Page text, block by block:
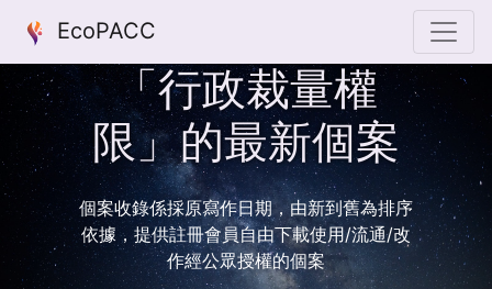
EcoPACC
「行政裁量權
限」的最新個案
個案收錄係採原寫作日期，由新到舊為排序
依據，提供註冊會員自由下載使用/流通/改
作經公眾授權的個案